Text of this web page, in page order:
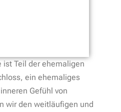
ist Teil der ehemaligen
ein ehemaliges
Gefühl von
wir den weitläufigen und